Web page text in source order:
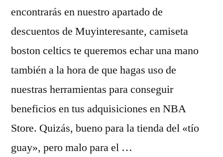
encontrarás en nuestro apartado de
descuentos de Muyinteresante, camiseta
boston celtics te queremos echar una mano
también a la hora de que hagas uso de
nuestras herramientas para conseguir
beneficios en tus adquisiciones en NBA
Store. Quizás, bueno para la tienda del «tío
guay», pero malo para el …